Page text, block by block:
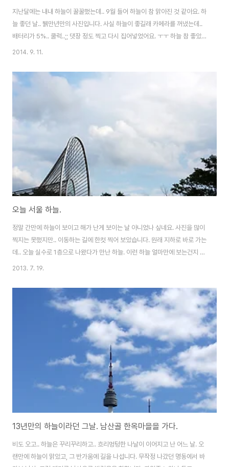
지난달에는 내내 하늘이 꿀꿀했는데.. 9월 들어 하늘이 참 맑아진 것 같아요. 하
늘 좋던 날.. 뷁만년만의 사진입니다. 사실 하늘이 좋길래 카메라를 꺼냈는데..
배터리가 5%.. 쿨럭..;; 댓장 정도 찍고 다시 집어넣었어요. ㅜㅜ 하늘 참 좋았
어요. 진짜 사진 찍으러 한번 나가고 싶네요. (하지만 묶인 몸.. 나는야 식모.. ㅜ
죠? -ㅂ-;;
2014. 9. 11.
오늘 서울 하늘.
정말 간만에 하늘이 보이고 해가 난게 보이는 날 아니었나 싶네요. 사진을 많이
찍지는 못했지만.. 이동하는 길에 한컷 찍어 보았습니다. 원래 지하로 바로 가는
데.. 오늘 실수로 1층으로 나왔다가 만난 하늘. 이런 하늘 얼마만에 보는건지 모
르겠어요. 주말에 또 비가 온다는데... 지긋지긋합니다. 남부지방은 요즘 더위에
나면 맑은 하늘을 봄 많이 보여주었으면 좋겠네요.
2013. 7. 19.
13년만의 하늘이라던 그날. 남산골 한옥마을을 가다.
비도 오고.. 하늘은 꾸리꾸리하고.. 흐리멍텅한 나날이 이어지고 난 어느 날. 오
랜만에 하늘이 맑았고, 그 반가움에 길을 나섭니다. 무작정 나갔던 명동에서 바